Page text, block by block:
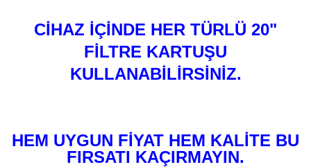
CİHAZ İÇİNDE HER TÜRLÜ 20"
FİLTRE KARTUŞU
KULLANABİLİRSİNİZ.
HEM UYGUN FİYAT HEM KALİTE BU
FIRSATI KAÇIRMAYIN.